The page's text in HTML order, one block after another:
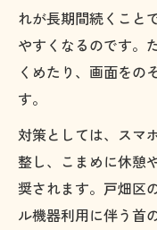
れが長期間続くこと
やすくなるのです。
くめたり、画面をの
す。
対策としては、スマ
整し、こまめに休憩
奨されます。戸畑区
ル機器利用に伴う首